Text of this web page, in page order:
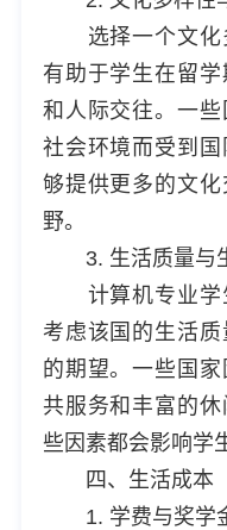
选择一个文化多
有助于学生在留
和人际交往。一
社会环境而受到
够提供更多的文
野。
3. 生活质量与
计算机专业学
考虑该国的生活
的期望。一些国
共服务和丰富的
些因素都会影响学
四、生活成本
1. 学费与奖学